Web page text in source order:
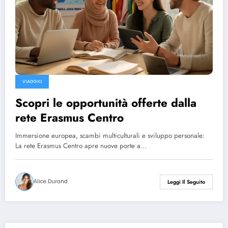
VIAGGIO
Scopri le opportunità offerte dalla
rete Erasmus Centro
Immersione europea, scambi multiculturali e sviluppo personale:
La rete Erasmus Centro apre nuove porte a…
Alice Durand Leggi Il Seguito